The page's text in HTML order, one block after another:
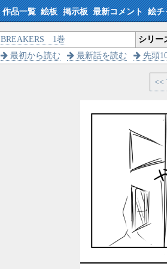
作品一覧 絵板 掲示板 最新コメント 絵チ
BREAKERS 1巻 シリー
最初から読む 最新話を読む 先頭
<<